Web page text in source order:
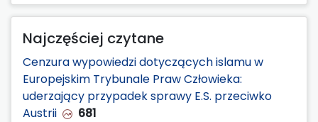
Najczęściej czytane
Cenzura wypowiedzi dotyczących islamu w
Europejskim Trybunale Praw Człowieka:
uderzający przypadek sprawy E.S. przeciwko
Austrii
681